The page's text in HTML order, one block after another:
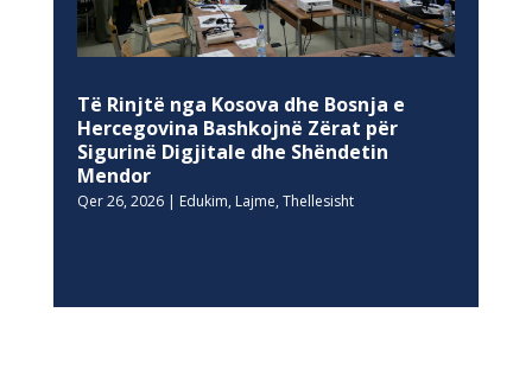
Të Rinjtë nga Kosova dhe Bosnja e
Hercegovina Bashkojnë Zërat për
Sigurinë Digjitale dhe Shëndetin
Mendor
Qer 26, 2026| Edukim, Lajme, Thellesisht